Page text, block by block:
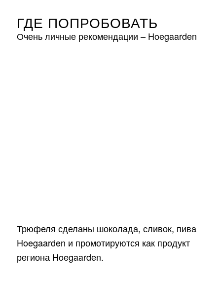
ГДЕ ПОПРОБОВАТЬ
Очень личные рекомендации – Hoegaarden
Трюфеля сделаны шоколада, сливок, пива
Hoegaarden и промотируются как продукт
региона Hoegaarden.